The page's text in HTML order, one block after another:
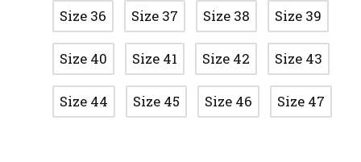
Size 36 Size 37 Size 38 Size 39
Size 40 Size 41 Size 42 Size 43
Size 44 Size 45 Size 46 Size 47